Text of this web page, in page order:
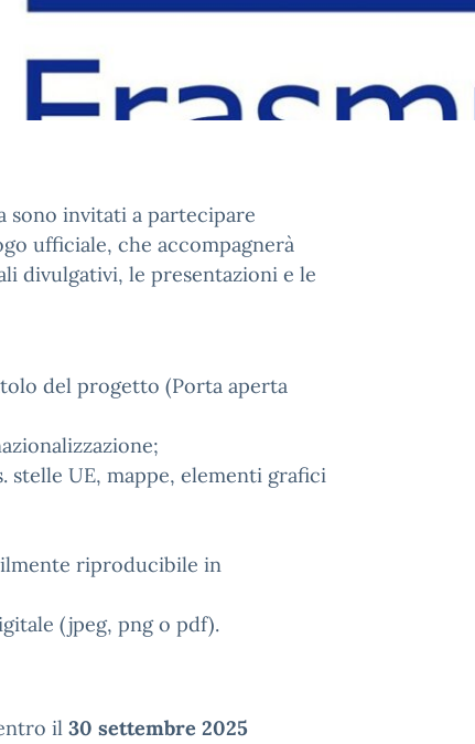
invitati a partecipare
ufficiale, che accompagnerà
divulgativi, le presentazioni e le
del progetto (Porta aperta
stelle UE, mappe, elementi grafici
riproducibile in
(jpeg, png o pdf).
il 30 settembre 2025